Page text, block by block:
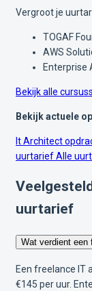
Vergroot je
TOGAF
AWS
Enterprise
Bekijk alle
Bekijk actuele
It Architect
uurtariefAlle
uurtarief
Wat verdient een
Een freelance IT
€145 per uur.